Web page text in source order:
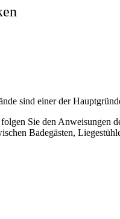
sind einer der
Sie den Anweisungen
Badegästen,